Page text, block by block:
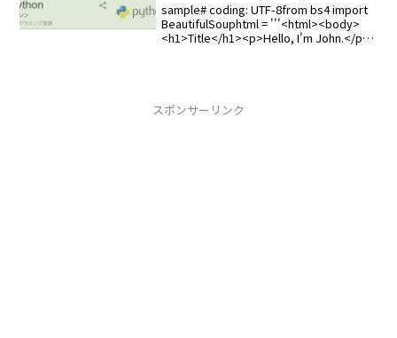
sample# coding: UTF-8from bs4 import
BeautifulSouphtml = '''<html><body>
<h1>Title</h1><p>Hello, I'm John.</p>
スポンサーリンク